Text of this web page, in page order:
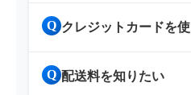
Q クレジットカードを
Q 配送料を知りたい